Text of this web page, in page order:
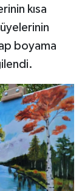
kısa
boyama